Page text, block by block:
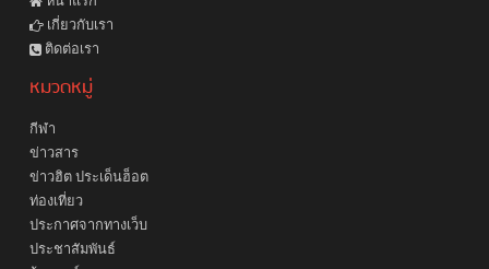
เกี่ยวกับเรา
ติดต่อเรา
หมวดหมู่
กีฬา
ข่าวสาร
ข่าวฮิต ประเด็นฮ็อต
ท่องเที่ยว
ประกาศจากทางเว็บ
ประชาสัมพันธ์